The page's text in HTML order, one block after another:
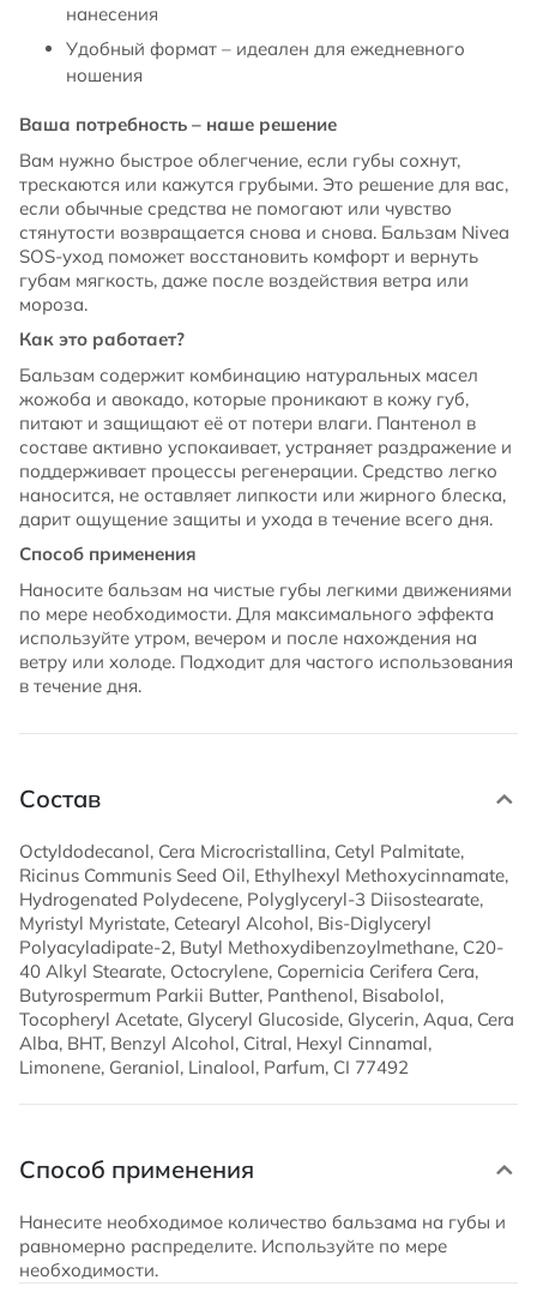
нанесения
Удобный формат – идеален для ежедневного
ношения
Ваша потребность – наше решение
Вам нужно быстрое облегчение, если губы сохнут,
трескаются или кажутся грубыми. Это решение для вас,
если обычные средства не помогают или чувство
стянутости возвращается снова и снова. Бальзам Nivea
SOS-уход поможет восстановить комфорт и вернуть
губам мягкость, даже после воздействия ветра или
мороза.
Как это работает?
Бальзам содержит комбинацию натуральных масел
жожоба и авокадо, которые проникают в кожу губ,
питают и защищают её от потери влаги. Пантенол в
составе активно успокаивает, устраняет раздражение и
поддерживает процессы регенерации. Средство легко
наносится, не оставляет липкости или жирного блеска,
дарит ощущение защиты и ухода в течение всего дня.
Способ применения
Наносите бальзам на чистые губы легкими движениями
по мере необходимости. Для максимального эффекта
используйте утром, вечером и после нахождения на
ветру или холоде. Подходит для частого использования
в течение дня.
Состав
Octyldodecanol, Cera Microcristallina, Cetyl Palmitate,
Ricinus Communis Seed Oil, Ethylhexyl Methoxycinnamate,
Hydrogenated Polydecene, Polyglyceryl-3 Diisostearate,
Myristyl Myristate, Cetearyl Alcohol, Bis-Diglyceryl
Polyacyladipate-2, Butyl Methoxydibenzoylmethane, C20-
40 Alkyl Stearate, Octocrylene, Copernicia Cerifera Cera,
Butyrospermum Parkii Butter, Panthenol, Bisabolol,
Tocopheryl Acetate, Glyceryl Glucoside, Glycerin, Aqua, Cera
Alba, BHT, Benzyl Alcohol, Citral, Hexyl Cinnamal,
Limonene, Geraniol, Linalool, Parfum, CI 77492
Способ применения
Нанесите необходимое количество бальзама на губы и
равномерно распределите. Используйте по мере
необходимости.